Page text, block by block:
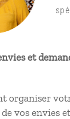
et
organiser
vos envies